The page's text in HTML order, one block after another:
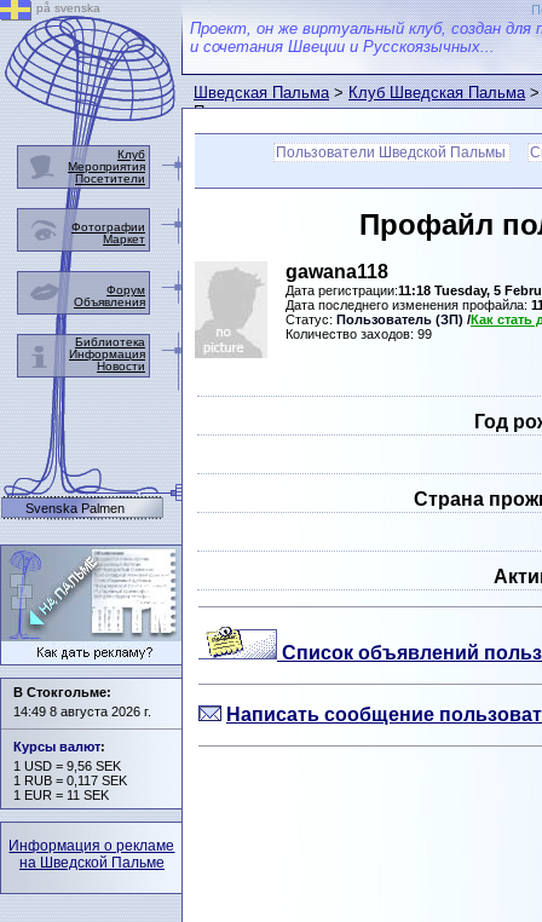
Проект, он же виртуальный клуб, создан для
и сочетания Швеции и Русскоязычных...
Шведская Пальма>Клуб Шведская Пальма>
Пальмы
Пользователи Шведской Пальмы
Профайл
gawana118
Дата регистрации:11:18 Tuesday, 5
Дата последнего изменения профайла:
Статус: Пользователь (ЗП) /Как
Количество заходов: 99
Год
Страна
Список объявлений
Написать сообщение
på svenska
Клуб
Мероприятия
Посетители
Фотографии
Маркет
Форум
Объявления
Библиотека
Информация
Новости
Svenska Palmen
В Стокгольме:
14:49 8 августа 2026 г.
Курсы валют:
1 USD = 9,56 SEK
1 RUB = 0,117 SEK
1 EUR = 11 SEK
Информация о рекламе
на Шведской Пальме